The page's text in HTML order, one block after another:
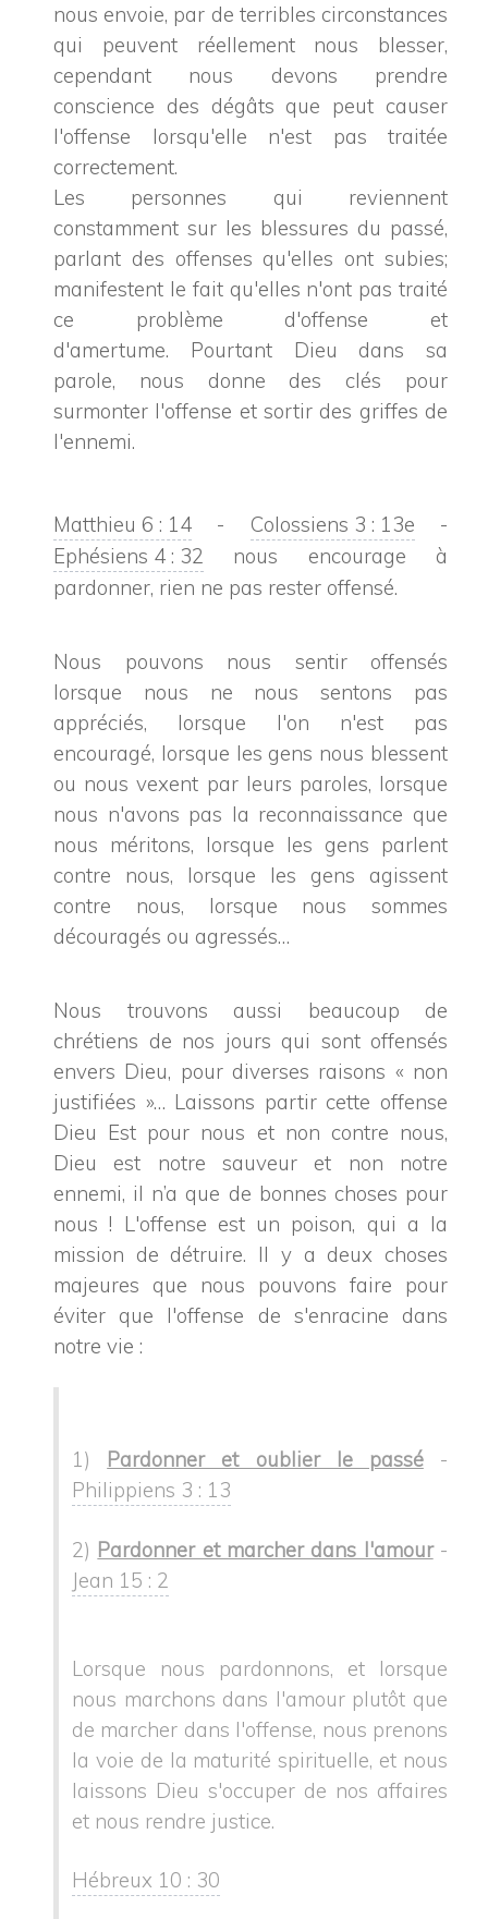
nous envoie, par de terribles circonstances
qui peuvent réellement nous blesser,
cependant nous devons prendre
conscience des dégâts que peut causer
l'offense lorsqu'elle n'est pas traitée
correctement.
Les personnes qui reviennent
constamment sur les blessures du passé,
parlant des offenses qu'elles ont subies;
manifestent le fait qu'elles n'ont pas traité
ce problème d'offense et
d'amertume. Pourtant Dieu dans sa
parole, nous donne des clés pour
surmonter l'offense et sortir des griffes de
l'ennemi.
Matthieu 6 : 14 - Colossiens 3 : 13e -
Ephésiens 4 : 32
nous encourage à
pardonner, rien ne pas rester offensé.
Nous pouvons nous sentir offensés
lorsque nous ne nous sentons pas
appréciés, lorsque l'on n'est pas
encouragé, lorsque les gens nous blessent
ou nous vexent par leurs paroles, lorsque
nous n'avons pas la reconnaissance que
nous méritons, lorsque les gens parlent
contre nous, lorsque les gens agissent
contre nous, lorsque nous sommes
découragés ou agressés…
Nous trouvons aussi beaucoup de
chrétiens de nos jours qui sont offensés
envers Dieu, pour diverses raisons « non
justifiées »… Laissons partir cette offense
Dieu Est pour nous et non contre nous,
Dieu est notre sauveur et non notre
ennemi, il n’a que de bonnes choses pour
nous ! L'offense est un poison, qui a la
mission de détruire. Il y a deux choses
majeures que nous pouvons faire pour
éviter que l'offense de s'enracine dans
notre vie :
1) Pardonner et oublier le passé-
Philippiens 3 : 13
2) Pardonner et marcher dans l'amour-
Jean 15 : 2
Lorsque nous pardonnons, et lorsque
nous marchons dans l'amour plutôt que
de marcher dans l'offense, nous prenons
la voie de la maturité spirituelle, et nous
laissons Dieu s'occuper de nos affaires
et nous rendre justice.
Hébreux 10 : 30